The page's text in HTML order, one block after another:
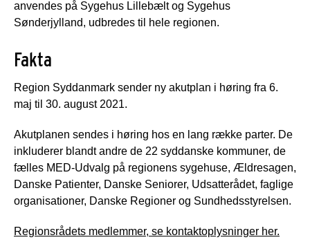
anvendes på Sygehus Lillebælt og Sygehus
Sønderjylland, udbredes til hele regionen.
Fakta
Region Syddanmark sender ny akutplan i høring fra 6.
maj til 30. august 2021.
Akutplanen sendes i høring hos en lang række parter. De
inkluderer blandt andre de 22 syddanske kommuner, de
fælles MED-Udvalg på regionens sygehuse, Ældresagen,
Danske Patienter, Danske Seniorer, Udsatterådet, faglige
organisationer, Danske Regioner og Sundhedsstyrelsen.
Regionsrådets medlemmer, se kontaktoplysninger her.